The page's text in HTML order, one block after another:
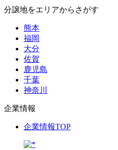
分譲地をエリアからさがす
熊本
福岡
大分
佐賀
鹿児島
千葉
神奈川
企業情報
企業情報TOP